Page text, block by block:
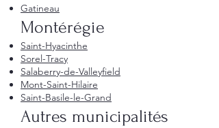
Gatineau
Montérégie
Saint-Hyacinthe
Sorel-Tracy
Salaberry-de-Valleyfield
Mont-Saint-Hilaire
Saint-Basile-le-Grand
Autres municipalités